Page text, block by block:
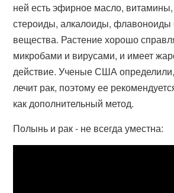
ней есть эфирное масло,
стероиды, алкалоиды, флавоноиды
вещества. Растение хорошо
микробами и вирусами, и имеет
действие. Ученые США
лечит рак, поэтому ее
как дополнительный метод.
Полынь и рак - не всегда уместна: